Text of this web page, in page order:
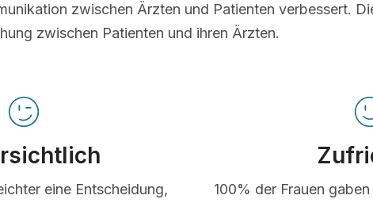
zwischen Ärzten und Patienten verbessert.
zwischen Patienten und ihren Ärzten.
eine Entscheidung,
100% der Frauen